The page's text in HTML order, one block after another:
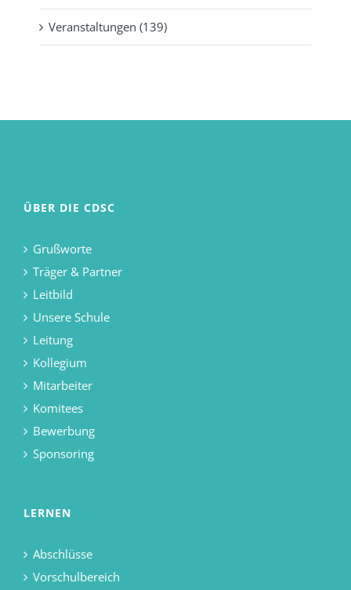
Veranstaltungen (139)
ÜBER DIE CDSC
Grußworte
Träger & Partner
Leitbild
Unsere Schule
Leitung
Kollegium
Mitarbeiter
Komitees
Bewerbung
Sponsoring
LERNEN
Abschlüsse
Vorschulbereich